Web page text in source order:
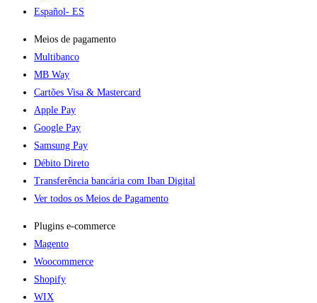
Español- ES
Meios de pagamento
Multibanco
MB Way
Cartões Visa & Mastercard
Apple Pay
Google Pay
Samsung Pay
Débito Direto
Transferência bancária com Iban Digital
Ver todos os Meios de Pagamento
Plugins e-commerce​
Magento
Woocommerce
Shopify
WIX